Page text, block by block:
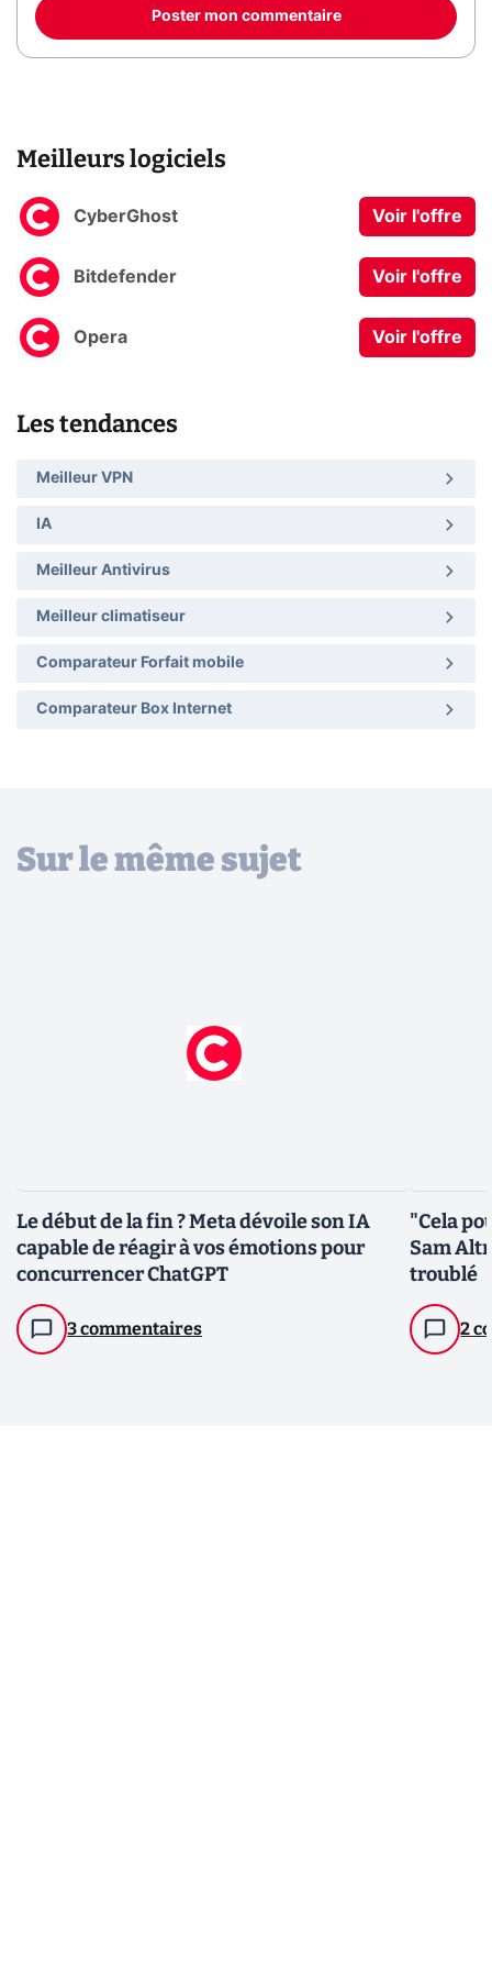
Poster mon commentaire
Meilleurs logiciels
CyberGhost Voir l'offre
Bitdefender Voir l'offre
Opera Voir l'offre
Les tendances
Meilleur VPN
IA
Meilleur Antivirus
Meilleur climatiseur
Comparateur Forfait mobile
Comparateur Box Internet
Sur le même sujet
Le début de la fin ? Meta dévoile son IA
capable de réagir à vos émotions pour
concurrencer ChatGPT
3 commentaires
"Cela
Sam
troublé
2